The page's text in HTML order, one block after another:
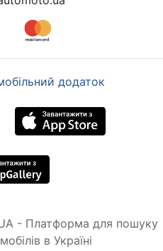
додаток
- Платформа для пошуку
в Україні